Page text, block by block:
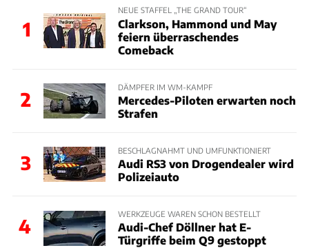
1
NEUE STAFFEL „THE GRAND TOUR“
Clarkson, Hammond und May
feiern überraschendes
Comeback
2
DÄMPFER IM WM-KAMPF
Mercedes-Piloten erwarten noch
Strafen
3
BESCHLAGNAHMT UND UMFUNKTIONIERT
Audi RS3 von Drogendealer wird
Polizeiauto
4
WERKZEUGE WAREN SCHON BESTELLT
Audi-Chef Döllner hat E-
Türgriffe beim Q9 gestoppt